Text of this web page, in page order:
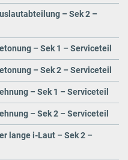
– Sek 2 –
– Sek 1 – Serviceteil
– Sek 2 – Serviceteil
– Sek 1 – Serviceteil
– Sek 2 – Serviceteil
lange i-Laut – Sek 2 –